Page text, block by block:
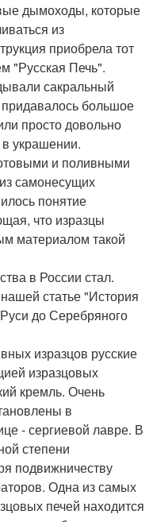
дымоходы, которые
из
приобрела тот
"Русская Печь".
сакральный
большое
просто довольно
украшении.
и поливными
самонесущих
понятие
что изразцы
материалом такой
в России стал.
статье "История
до Серебряного
изразцов русские
изразцовых
кремль. Очень
в
- сергиевой лавре. В
степени
подвижничеству
Одна из самых
печей находится